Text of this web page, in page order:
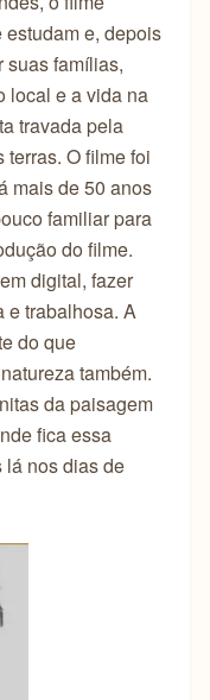
e, depois
suas famílias,
local e a vida na
travada pela
O filme foi
mais de 50 anos
familiar para
do filme.
digital, fazer
e trabalhosa. A
do que
também.
da paisagem
fica essa
lá nos dias de